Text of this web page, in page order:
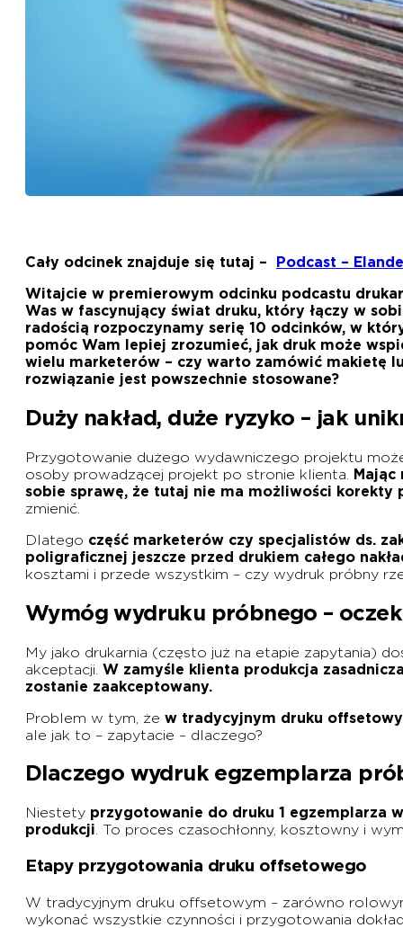
Cały odcinek znajduje się tutaj – Podcast –
Witajcie w premierowym odcinku podcastu
Was w fascynujący świat druku, który łączy w
radością rozpoczynamy serię 10 odcinków, w
pomóc Wam lepiej zrozumieć, jak druk może
wielu marketerów – czy warto zamówić makietę
rozwiązanie jest powszechnie stosowane?
Duży nakład, duże ryzyko – jak
Przygotowanie dużego wydawniczego projektu
osoby prowadzącej projekt po stronie klienta.
sobie sprawę, że tutaj nie ma możliwości korekty
zmienić.
Dlatego część marketerów czy specjalistów ds.
poligraficznej jeszcze przed drukiem całego
kosztami i przede wszystkim – czy wydruk próbny
Wymóg wydruku próbnego –
My jako drukarnia (często już na etapie zapytania)
akceptacji. W zamyśle klienta produkcja
zostanie zaakceptowany.
Problem w tym, że w tradycyjnym druku
ale jak to – zapytacie – dlaczego?
Dlaczego wydruk egzemplarza
Niestety przygotowanie do druku 1 egzemplarza
produkcji. To proces czasochłonny, kosztowny i
Etapy przygotowania druku offsetowego
W tradycyjnym druku offsetowym – zarówno
wykonać wszystkie czynności i przygotowania